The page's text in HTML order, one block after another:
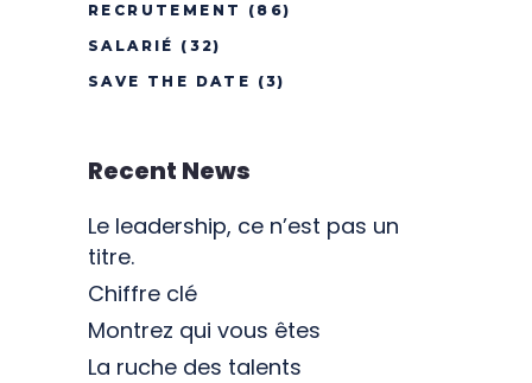
RECRUTEMENT
(86)
SALARIÉ (32)
SAVE THE DATE (3)
Recent News
Le leadership, ce n’est pas un
titre.
Chiffre clé
Montrez qui vous êtes
La ruche des talents